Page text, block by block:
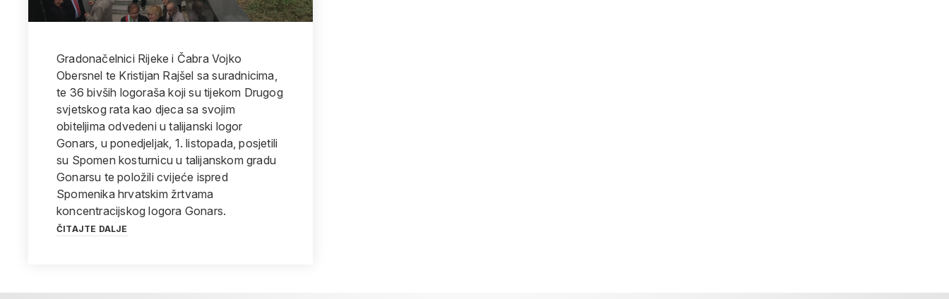
Gradonačelnici Rijeke i Čabra Vojko
Obersnel te Kristijan Rajšel sa suradnicima,
te 36 bivših logoraša koji su tijekom Drugog
svjetskog rata kao djeca sa svojim
obiteljima odvedeni u talijanski logor
Gonars, u ponedjeljak, 1. listopada, posjetili
su Spomen kosturnicu u talijanskom gradu
Gonarsu te položili cvijeće ispred
Spomenika hrvatskim žrtvama
koncentracijskog logora Gonars.
ČITAJTE DALJE